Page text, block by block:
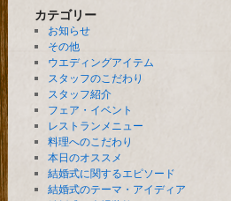
カテゴリー
お知らせ
その他
ウエディングアイテム
スタッフのこだわり
スタッフ紹介
フェア・イベント
レストランメニュー
料理へのこだわり
本日のオススメ
結婚式に関するエピソード
結婚式のテーマ・アイディア